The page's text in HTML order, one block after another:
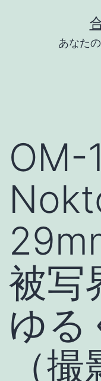
あなた
OM-
被写
ゆる
（